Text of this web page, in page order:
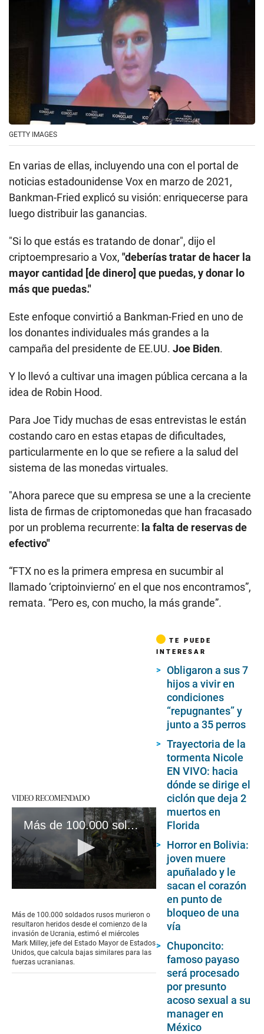
GETTY IMAGES
En varias de ellas, incluyendo una con el portal de
noticias estadounidense Vox en marzo de 2021,
Bankman-Fried explicó su visión: enriquecerse para
luego distribuir las ganancias.
"Si lo que estás es tratando de donar", dijo el
criptoempresario a Vox, "deberías tratar de hacer la
mayor cantidad [de dinero] que puedas, y donar lo
más que puedas."
Este enfoque convirtió a Bankman-Fried en uno de
los donantes individuales más grandes a la
campaña del presidente de EE.UU. Joe Biden.
Y lo llevó a cultivar una imagen pública cercana a la
idea de Robin Hood.
Para Joe Tidy muchas de esas entrevistas le están
costando caro en estas etapas de dificultades,
particularmente en lo que se refiere a la salud del
sistema de las monedas virtuales.
"Ahora parece que su empresa se une a la creciente
lista de firmas de criptomonedas que han fracasado
por un problema recurrente: la falta de reservas de
efectivo"
“FTX no es la primera empresa en sucumbir al
llamado ‘criptoinvierno’ en el que nos encontramos”,
remata. “Pero es, con mucho, la más grande”.
VIDEO RECOMENDADO
Más de 100.000 soldados rusos muertos o heridos en Ucrania, dice EE.UU.
of
1
minute,
8
seconds
Más de 100.000 soldados rusos murieron o
resultaron heridos desde el comienzo de la
invasión de Ucrania, estimó el miércoles
Mark Milley, jefe del Estado Mayor de Estados
Unidos, que calcula bajas similares para las
fuerzas ucranianas.
TE PUEDE
INTERESAR
Obligaron a sus 7
hijos a vivir en
condiciones
“repugnantes” y
junto a 35 perros
Trayectoria de la
tormenta Nicole
EN VIVO: hacia
dónde se dirige el
ciclón que deja 2
muertos en
Florida
Horror en Bolivia:
joven muere
apuñalado y le
sacan el corazón
en punto de
bloqueo de una
vía
Chuponcito:
famoso payaso
será procesado
por presunto
acoso sexual a su
manager en
México